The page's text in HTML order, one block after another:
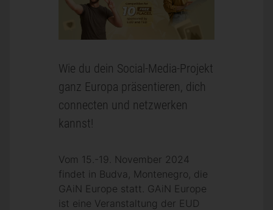
Wie du dein Social-Media-Projekt
ganz Europa präsentieren, dich
connecten und netzwerken
kannst!
Vom 15.-19. November 2024
findet in Budva, Montenegro, die
GAiN Europe statt. GAiN Europe
ist eine Veranstaltung der EUD